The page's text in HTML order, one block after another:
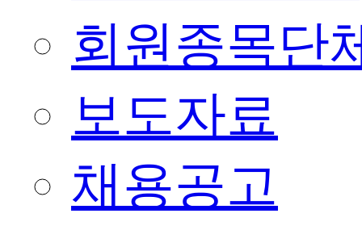
회원종목단
보도자료
채용공고